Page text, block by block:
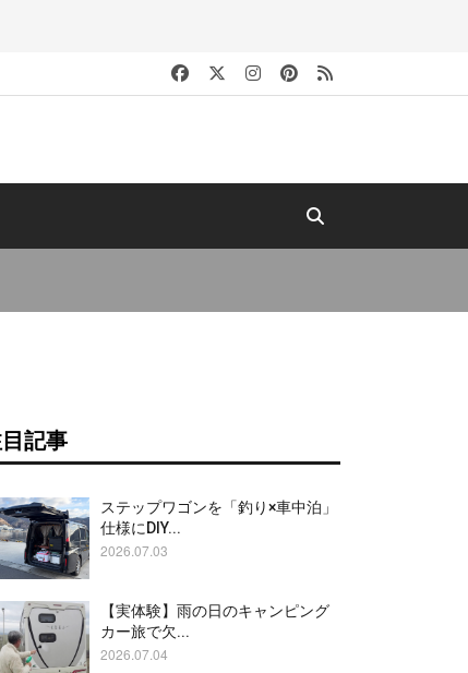
記事
ステップワゴンを「釣り×車中泊」
仕様にDIY...
2026.07.03
【実体験】雨の日のキャンピング
カー旅で欠...
2026.07.04